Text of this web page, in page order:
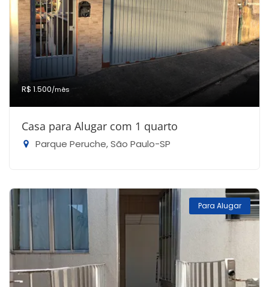
R$ 1.500/mês
Casa para Alugar com 1 quarto
Parque Peruche, São Paulo-SP
Para Alugar